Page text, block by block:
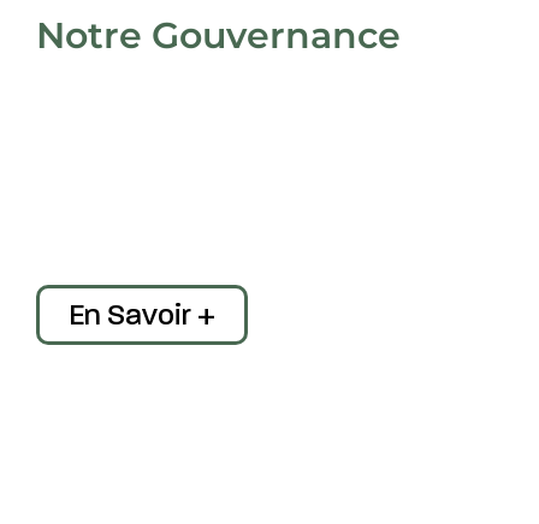
Notre Gouvernance
En Savoir +